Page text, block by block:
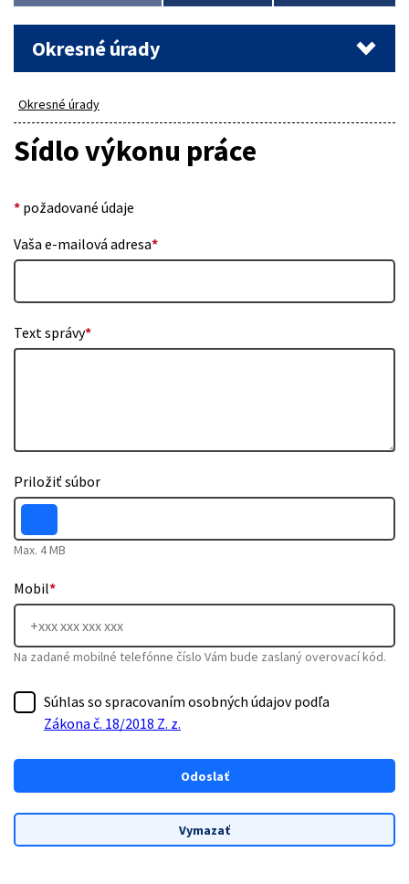
Okresné úrady
Okresné úrady
Sídlo výkonu práce
* požadované údaje
Vaša e-mailová adresa*
Text správy*
Priložiť súbor
Max. 4 MB
Mobil*
Na zadané mobilné telefónne číslo Vám bude zaslaný overovací kód.
Súhlas so spracovaním osobných údajov podľa
Zákona č. 18/2018 Z. z.